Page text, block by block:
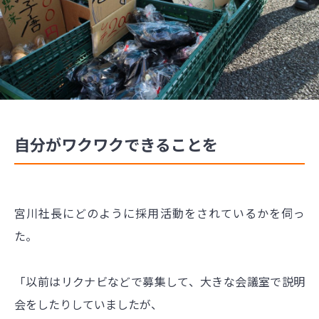
自分がワクワクできることを
宮川社長にどのように採用活動をされているかを伺っ
た。
「以前はリクナビなどで募集して、大きな会議室で説明
会をしたりしていましたが、